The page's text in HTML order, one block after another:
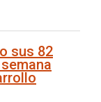
sus 82